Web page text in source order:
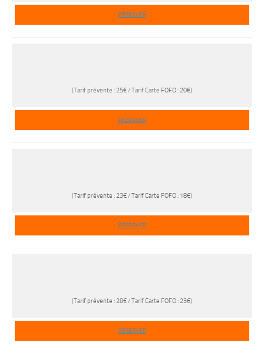
RÉSERVER
(Tarif prévente : 25€ / Tarif Carte FOFO : 20€)
RÉSERVER
(Tarif prévente : 23€ / Tarif Carte FOFO : 18€)
RÉSERVER
(Tarif prévente : 28€ / Tarif Carte FOFO : 23€)
RÉSERVER